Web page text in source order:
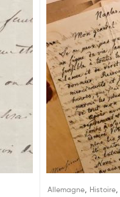
Allemagne Histoire